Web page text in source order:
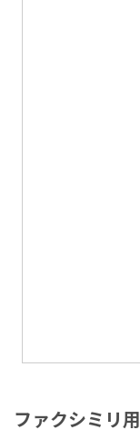
ファクシミリ
メ
ー